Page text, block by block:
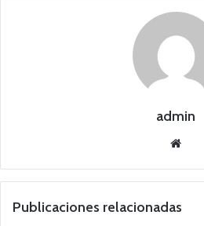
admin
we
Publicaciones relacionadas